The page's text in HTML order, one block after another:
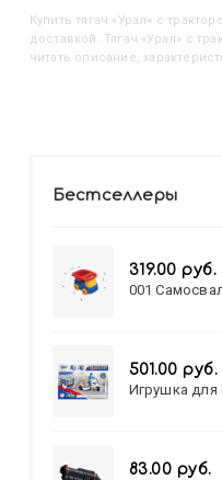
Купить Тягач «Урал» с
доставкой. Тягач «Урал» с
читать описание,
Бестселлеры
319.00 руб.
001
501.00 руб.
Игрушка
83.00 руб.